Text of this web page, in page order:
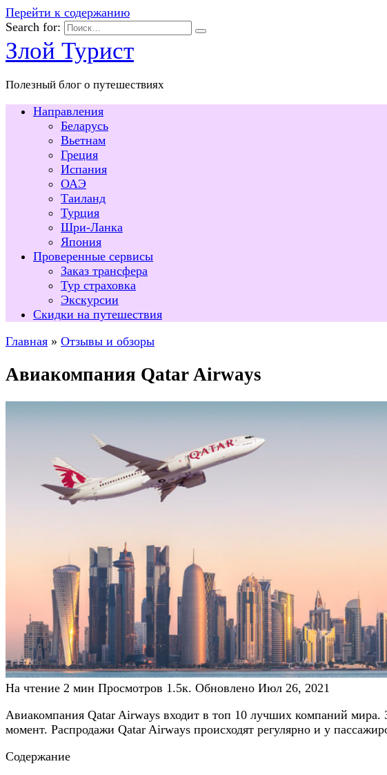
Перейти к содержанию
Search for:
Злой Турист
Полезный блог о путешествиях
Направления
Беларусь
Вьетнам
Греция
Испания
ОАЭ
Таиланд
Турция
Шри-Ланка
Япония
Проверенные сервисы
Заказ трансфера
Тур страховка
Экскурсии
Скидки на путешествия
Главная » Отзывы и обзоры
Авиакомпания Qatar Airways
На чтение 2 мин Просмотров 1.5к. Обновлено Июл 26, 2021
Авиакомпания Qatar Airways входит в топ 10 лучших компаний
момент. Распродажи Qatar Airways происходят регулярно и у
Содержание